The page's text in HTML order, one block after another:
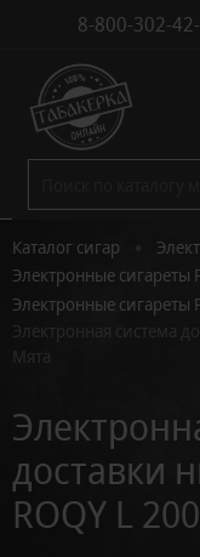
8-800-302-
Каталог сигар
Электронные сигареты
Электронные сигареты
Электронная система
Мята
доставки
ROQY L